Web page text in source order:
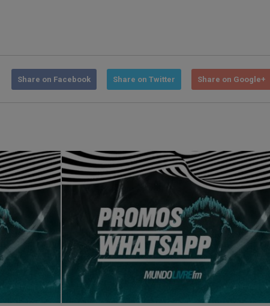
Share on Facebook Share on Twitter Share on Google+